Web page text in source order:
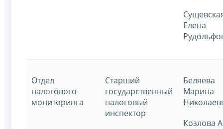
Елена
Отдел
налогового
мониторинга
Старший
государственный
налоговый
инспектор
Беляева
Марина
Козлова